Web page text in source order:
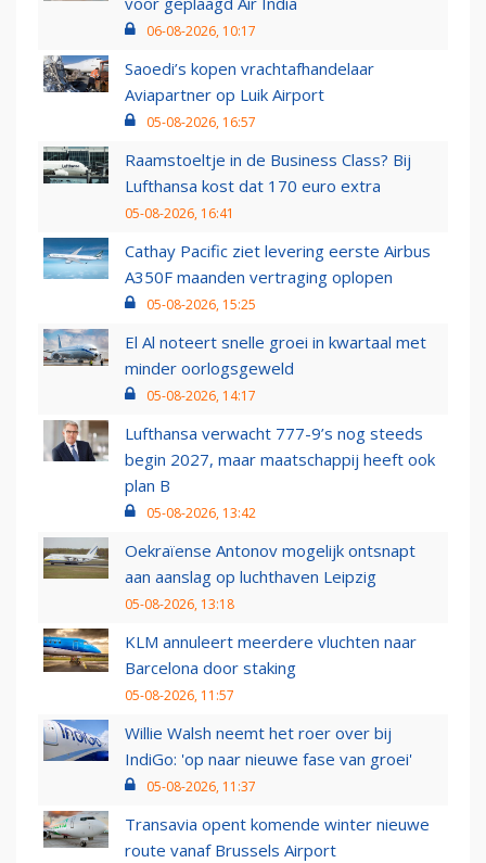
06-08-2026, 10:17
Saoedi’s kopen vrachtafhandelaar
Aviapartner op Luik Airport
05-08-2026, 16:57
Raamstoeltje in de Business Class? Bij
Lufthansa kost dat 170 euro extra
05-08-2026, 16:41
Cathay Pacific ziet levering eerste Airbus
A350F maanden vertraging oplopen
05-08-2026, 15:25
El Al noteert snelle groei in kwartaal met
minder oorlogsgeweld
05-08-2026, 14:17
Lufthansa verwacht 777-9’s nog steeds
begin 2027, maar maatschappij heeft ook
plan B
05-08-2026, 13:42
Oekraïense Antonov mogelijk ontsnapt
aan aanslag op luchthaven Leipzig
05-08-2026, 13:18
KLM annuleert meerdere vluchten naar
Barcelona door staking
05-08-2026, 11:57
Willie Walsh neemt het roer over bij
IndiGo: 'op naar nieuwe fase van groei'
05-08-2026, 11:37
Transavia opent komende winter nieuwe
route vanaf Brussels Airport